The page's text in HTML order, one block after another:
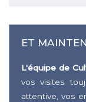
ET
L'équipe de
vos visites
attentive, vos